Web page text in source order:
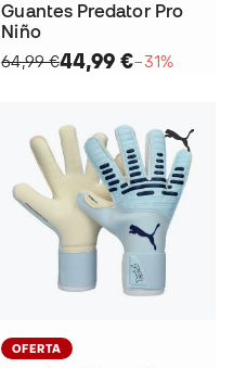
Guantes Predator Pro
Niño
64,99 €44,99 €−31%
OFERTA